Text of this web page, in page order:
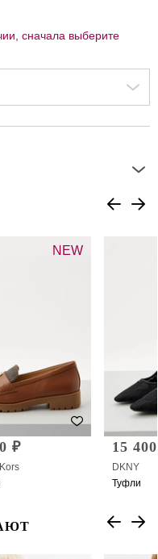
сначала выберите
NEW
₽ 15
DKNY
Туфли